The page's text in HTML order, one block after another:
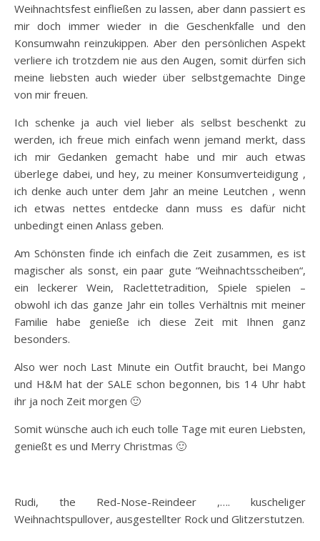
Weihnachtsfest einfließen zu lassen, aber dann passiert es
mir doch immer wieder in die Geschenkfalle und den
Konsumwahn reinzukippen. Aber den persönlichen Aspekt
verliere ich trotzdem nie aus den Augen, somit dürfen sich
meine liebsten auch wieder über selbstgemachte Dinge
von mir freuen.
Ich schenke ja auch viel lieber als selbst beschenkt zu
werden, ich freue mich einfach wenn jemand merkt, dass
ich mir Gedanken gemacht habe und mir auch etwas
überlege dabei, und hey, zu meiner Konsumverteidigung ,
ich denke auch unter dem Jahr an meine Leutchen , wenn
ich etwas nettes entdecke dann muss es dafür nicht
unbedingt einen Anlass geben.
Am Schönsten finde ich einfach die Zeit zusammen, es ist
magischer als sonst, ein paar gute “Weihnachtsscheiben“,
ein leckerer Wein, Raclettetradition, Spiele spielen –
obwohl ich das ganze Jahr ein tolles Verhältnis mit meiner
Familie habe genieße ich diese Zeit mit Ihnen ganz
besonders.
Also wer noch Last Minute ein Outfit braucht, bei Mango
und H&M hat der SALE schon begonnen, bis 14 Uhr habt
ihr ja noch Zeit morgen 🙂
Somit wünsche auch ich euch tolle Tage mit euren Liebsten,
genießt es und Merry Christmas 🙂
Rudi, the Red-Nose-Reindeer ,…. kuscheliger
Weihnachtspullover, ausgestellter Rock und Glitzerstutzen.